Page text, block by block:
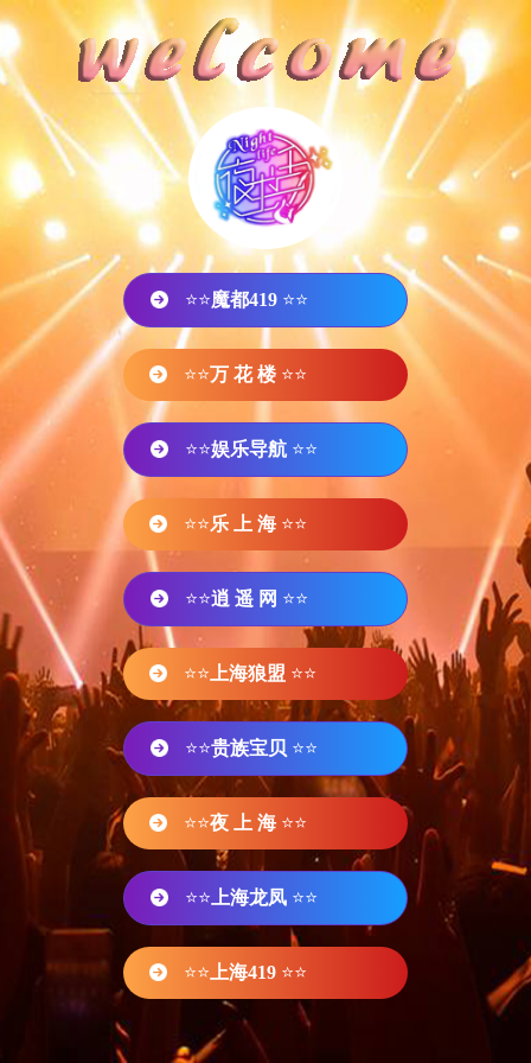
⭐⭐魔都419 ⭐⭐
⭐⭐万 花 楼 ⭐⭐
⭐⭐娱乐导航 ⭐⭐
⭐⭐乐 上 海 ⭐⭐
⭐⭐逍 遥 网 ⭐⭐
⭐⭐ 上海狼盟 ⭐⭐
⭐⭐贵族宝贝 ⭐⭐
⭐⭐夜 上 海 ⭐⭐
⭐⭐ 上海龙凤 ⭐⭐
⭐⭐ 上海419 ⭐⭐